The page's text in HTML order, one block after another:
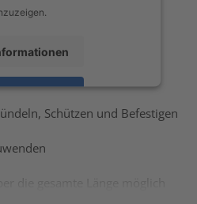
Consent Management Platform
Schützen und Befestigen
die gesamte Länge möglich